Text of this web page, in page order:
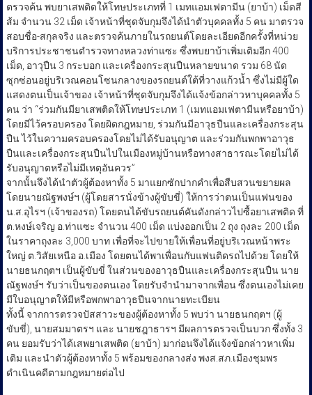
ตรวจค้น พบยาเสพติดให้โทษประเภทที่ 1 เมทแอมเฟตามีน (ยาบ้า) เม็ดสี
ส้ม จำนวน 32 เม็ด เจ้าหน้าที่ชุดจับกุมจึงได้นำตัวบุคคลทั้ง 5 คน มาตรวจ
สอบชื่อ-สกุลจริง และตรวจค้นภายในรถยนต์โดยละเอียดอีกครั้งที่หน่วย
บริการประชาชนตำรวจทางหลวงท่าแซะ ซึ่งพบยาบ้าเพิ่มเติมอีก 400
เม็ด, อาวุปืน 3 กระบอก และเครื่องกระสุนปืนหลายขนาด รวม 68 นัด
ซุกซ่อนอยู่บริเวณคอนโซนกลางของรถยนต์ใต้ที่วางแก้วน้ำ ซึ่งไม่มีผู้ใด
แสดงตนเป็นเจ้าของ เจ้าหน้าที่ชุดจับกุมจึงได้แจ้งข้อกล่าวหาบุคคลทั้ง 5
คน ว่า “ร่วมกันมียาเสพติดให้โทษประเภท 1 (เมทแอมเฟตามีนหรือยาบ้า)
โดยมีไว้ครอบครอง โดยผิดกฎหมาย, ร่วมกันมีอาวุธปืนและเครื่องกระสุน
ปืน ไว้ในความครอบครองโดยไม่ได้รับอนุญาต และร่วมกันพกพาอาวุธ
ปืนและเครื่องกระสุนปืนไปในเมืองหมู่บ้านหรือทางสาธารณะโดยไม่ได้
รับอนุญาตหรือไม่มีเหตุอันควร”
​จากนั้นจึงได้นำตัวผู้ต้องหาทั้ง 5 มาแยกซักปากคำเพื่อสืบสวนขยายผล
โดยนายณัฐพงษ์ฯ (ผู้โดยสารนั่งข้างผู้ขับขี่) ให้การว่าตนเป็นแฟนของ
น.ส.อุไรฯ (เจ้าของรถ) โดยตนได้ขับรถยนต์คันดังกล่าวไปซื้อยาเสพติด ที่
ต.หงษ์เจริญ อ.ท่าแซะ จำนวน 400 เม็ด แบ่งออกเป็น 2 ถุง ถุงละ 200 เม็ด
ในราคาถุงละ 3,000 บาท เพื่อที่จะไปขายให้เพื่อนที่อยู่บริเวณหน้าพระ
ใหญ่ ต.วิสัยเหนือ อ.เมือง โดยตนได้พาเพื่อนกับแฟนติดรถไปด้วย โดยให้
นายธนกฤตฯ เป็นผู้ขับขี่ ในส่วนของอาวุธปืนและเครื่องกระสุนปืน นาย
ณัฐพงษ์ฯ รับว่าเป็นของตนเอง โดยรับจำนำมาจากเพื่อน ซึ่งตนเองไม่เคย
มีใบอนุญาตให้มีหรือพกพาอาวุธปืนจากนายทะเบียน
ทั้งนี้ จากการตรวจปัสสาวะของผู้ต้องหาทั้ง 5 พบว่า นายธนกฤตฯ​ (ผู้
ขับขี่), นายสมมาตรฯ และ นายชฎาธารฯ​ มีผลการตรวจเป็นบวก ซึ่งทั้ง 3
คน ยอมรับว่าได้เสพยาเสพติด (ยาบ้า) มาก่อนจึงได้แจ้งข้อกล่าวหาเพิ่ม
เติม และนำตัวผู้ต้องหาทั้ง 5 พร้อมของกลางส่ง พงส.สภ.เมืองชุมพร
ดำเนินคดีตามกฎหมายต่อไป